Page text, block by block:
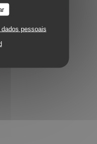
pessoais
Paris ((abre numa nova janela))